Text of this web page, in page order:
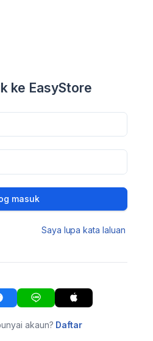
ke EasyStore
masuk
Saya lupa kata laluan
akaun? Daftar